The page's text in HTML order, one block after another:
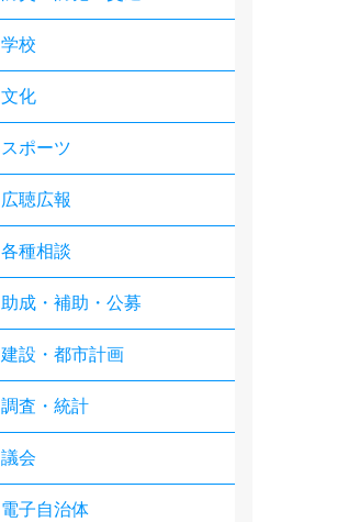
学校
文化
スポーツ
広聴広報
各種相談
助成・補助・公募
建設・都市計画
調査・統計
議会
電子自治体